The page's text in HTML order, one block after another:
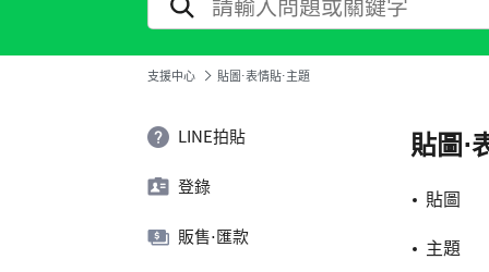
支援中心 貼圖⋅表情貼⋅主題
LINE拍貼
登錄
販售⋅匯款
貼圖⋅
貼圖
主題